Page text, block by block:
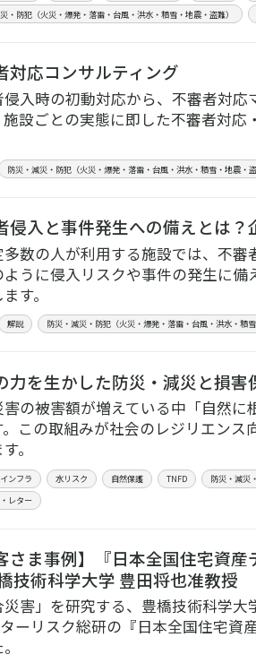
・防犯（火災・爆発・落雷・台風・洪水・積雪・地震・盗難）
対応コンサルティング
入時の初動対応から、不審者対
施設ごとの実態に即した不審者対
防災・減災・防犯（火災・爆発・落雷・台風・洪水・積雪・地震・盗
侵入と事件発生への備えとは
数の人が利用する施設では、不
ように侵入リスクや事件の発生に
す。
解説 防災・減災・防犯（火災・爆発・落雷・台風・洪水・積雪
力を生かした防災・減災と損害
害の被害額が増えている中「自然
。この取組みが社会のレジリエン
。
ンフラ 水リスク 自然保護 TNFD 防災・減災
レター
さま事例】『日本全国住宅資
技術科学大学 豊田将也准教授
災害」を研究する、豊橋技術科学
ーリスク総研の『日本全国住宅資